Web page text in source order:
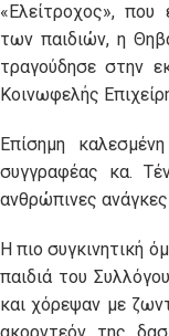
«Ελείτροχος»,
των παιδιών, η
τραγούδησε στην
Κοινωφελής
Επίσημη
συγγραφέας κα.
ανθρώπινες
Η πιο συγκινητική
παιδιά του
και χόρεψαν με